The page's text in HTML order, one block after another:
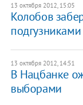
13 октября 2012, 15:05
Колобов
подгузниками
13 октября 2012, 14:51
В Нацбанке
выборами